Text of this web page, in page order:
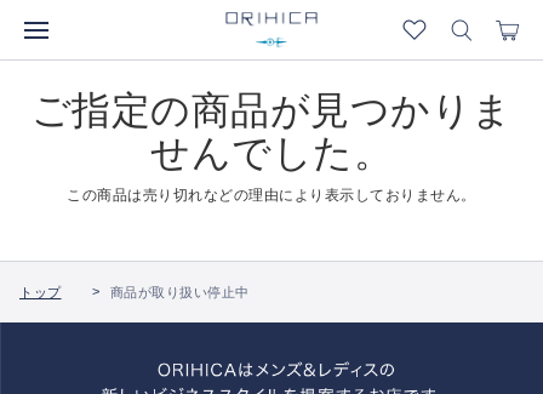
ご指定の商品が見つかりま
せんでした。
この商品は売り切れなどの理由により表示しておりません。
トップ 商品が取り扱い停止中